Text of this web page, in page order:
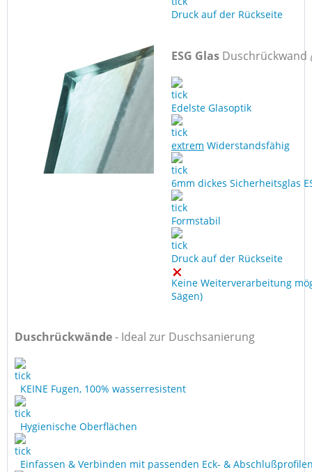
Druck auf der Rückseite
ESG Glas Duschrückwand
Edelste Glasoptik
extrem Widerstandsfähig
6mm dickes Sicherheitsglas
Formstabil
Druck auf der Rückseite
Keine Weiterverarbeitung
Sägen)
Duschrückwände- Ideal zur Duschsanierung
KEINE Fugen, 100% wasserresistent
Hygienische Oberflächen
Einfassen & Verbinden mit passenden Eck- &